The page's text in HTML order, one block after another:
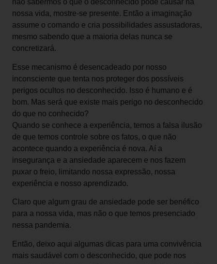
não sabermos o que o desconhecido pode causar na
nossa vida, mostre-se presente. Então a imaginação
assume o comando e cria possibilidades assustadoras,
mesmo sabendo que a maioria delas nunca se
concretizará.
Esse mecanismo é desencadeado por nosso
inconsciente que tenta nos proteger dos possíveis
perigos ocultos no desconhecido. Isso é humano e é
bom. Mas será que existe mais perigo no desconhecido
do que no conhecido?
Quando se conhece a experiência, temos a falsa ilusão
de que temos controle sobre os fatos, o que não
acontece quando a experiência é nova. Aí a
insegurança e a ansiedade aparecem e nos fazem
puxar o freio, limitando nossa expressão, nossa
experiência e nosso aprendizado.
Claro que algum grau de ansiedade pode ser benéfico
para a nossa vida, mas não o que temos presenciado
nessa pandemia.
Então, deixo aqui algumas dicas para uma convivência
mais saudável com o desconhecido, que pode nos